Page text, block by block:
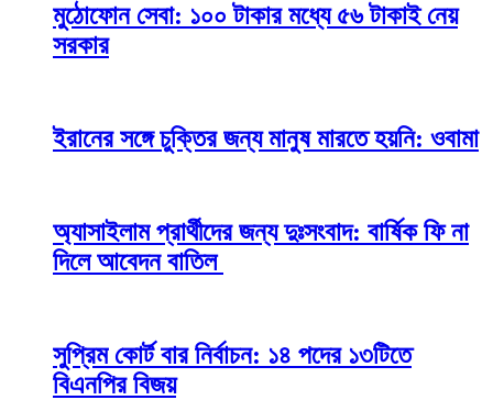
মুঠোফোন সেবা: ১০০ টাকার মধ্যে ৫৬ টাকাই নেয়
সরকার
ইরানের সঙ্গে চুক্তির জন্য মানুষ মারতে হয়নি: ওবামা
অ্যাসাইলাম প্রার্থীদের জন্য দুঃসংবাদ: বার্ষিক ফি না
দিলে আবেদন বাতিল
সুপ্রিম কোর্ট বার নির্বাচন: ১৪ পদের ১৩টিতে
বিএনপির বিজয়